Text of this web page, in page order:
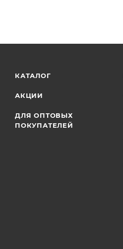
КАТАЛОГ
АКЦИИ
ДЛЯ ОПТОВЫХ
ПОКУПАТЕЛЕЙ